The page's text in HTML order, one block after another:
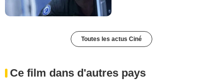
Toutes les actus Ciné
Ce film dans d'autres pays